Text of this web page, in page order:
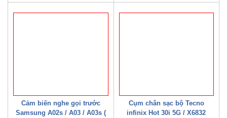
Cảm biến nghe gọi trước
Samsung A02s / A03 / A03s (
Cụm chân sạc bộ Tecno
infinix Hot 30i 5G / X6832